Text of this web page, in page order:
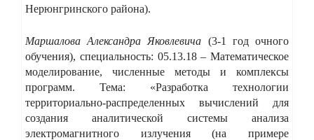
Нерюнгринского района).
Маршалова Александра Яковлевича (3-1 год очного
обучения), специальность: 05.13.18 – Математическое
моделирование, численные методы и комплексы
программ. Тема: «Разработка технологии
территориально-распределенных вычислений для
создания аналитической системы анализа
электромагнитного излучения (на примере